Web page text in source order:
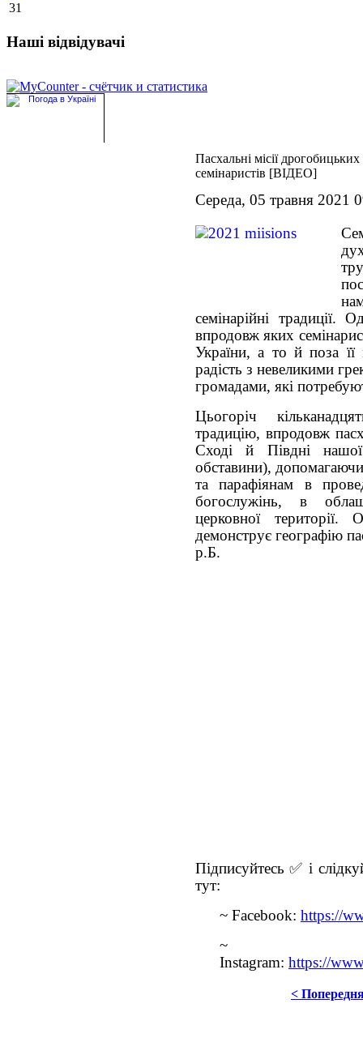
31
Наші відвідувачі
Пасхальні місії дрогобицьких
семінаристів [ВІДЕО]
Середа, 05 травня 2021
семінарійні традиції.
впродовж яких
України, а то й поза її
радість з невеликими
громадами, які
Цьогоріч
традицію, впродовж
Сході й Півдні
обставини),
та парафіянам в
богослужінь, в
церковної території.
демонструє географію
р.Б.
Підписуйтесь ✅ і
тут:
~ Facebook: https://
~
Instagram: https://
<